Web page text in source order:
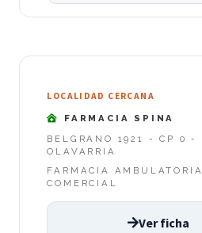
LOCALIDAD CERCANA
FARMACIA SPINA
BELGRANO 1921 - CP 0 -
OLAVARRIA
FARMACIA AMBULATORIA
COMERCIAL
Ver ficha